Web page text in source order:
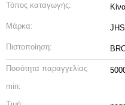
Τόπος καταγωγής: Κίνα
Μάρκα: JHS
Πιστοποίηση:
Ποσότητα παραγγελίας
min: